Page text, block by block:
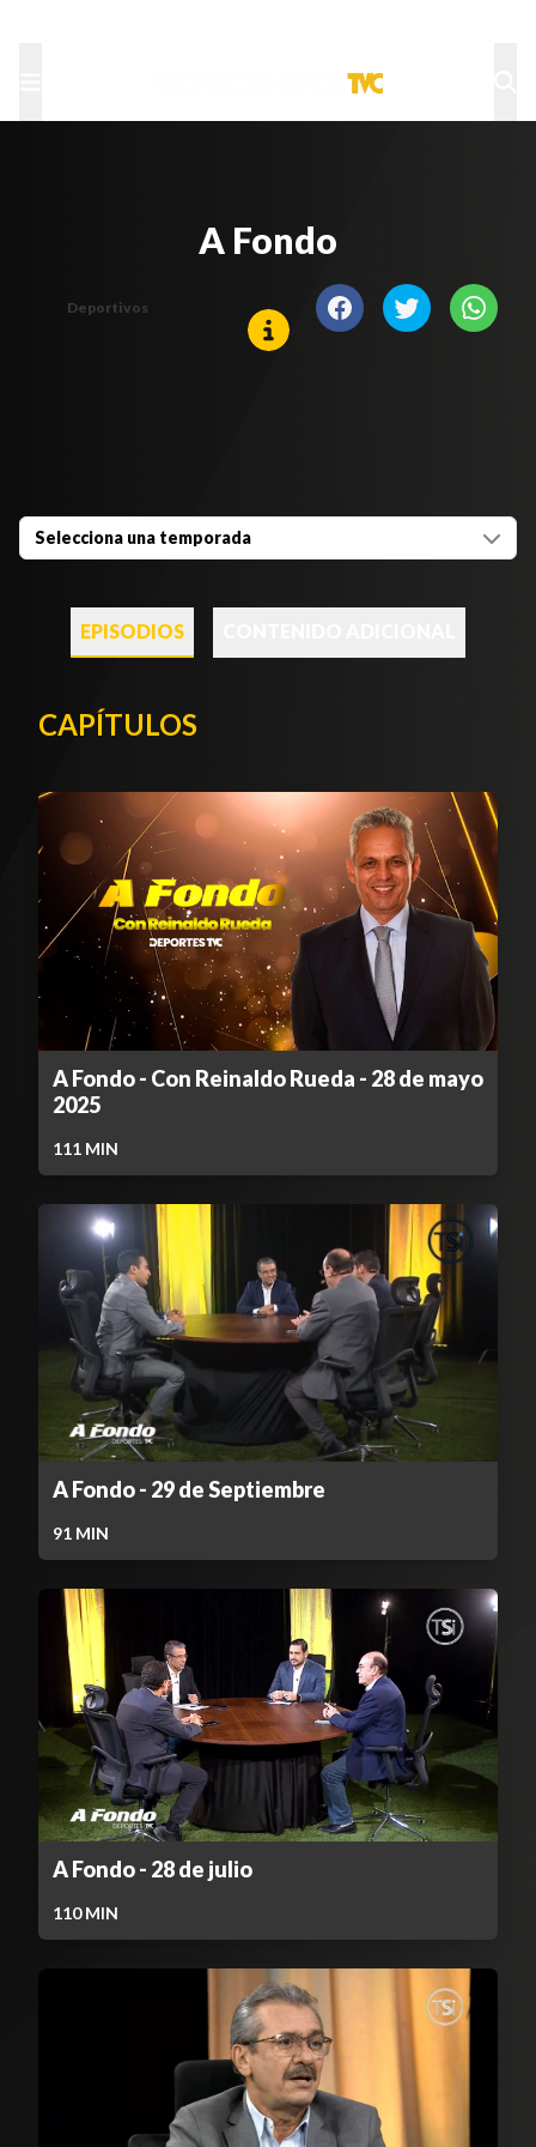
Deportivos
A Fondo
Selecciona una temporada
EPISODIOS
CAPÍTULOS
A Fondo - Con Reinaldo Rueda - 28 de mayo
2025
111 MIN
A Fondo - 29 de Septiembre
91 MIN
A Fondo - 28 de julio
110MIN